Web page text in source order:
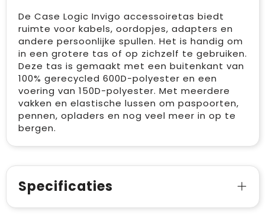
De Case Logic Invigo accessoiretas biedt
ruimte voor kabels, oordopjes, adapters en
andere persoonlijke spullen. Het is handig om
in een grotere tas of op zichzelf te gebruiken.
Deze tas is gemaakt met een buitenkant van
100% gerecycled 600D-polyester en een
voering van 150D-polyester. Met meerdere
vakken en elastische lussen om paspoorten,
pennen, opladers en nog veel meer in op te
bergen.
Specificaties